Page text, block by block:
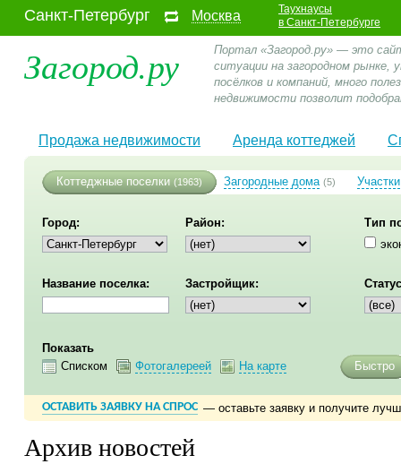
Санкт-Петербург Москва
Таухнаусы
в Санкт-Петербурге
Загород.ру
Портал «Загород.ру» — это
ситуации на загородном
посёлков и компаний, много
недвижимости позволит
Продажа недвижимости Аренда коттеджей
Коттеджные поселки (1963) Загородные дома (5) Участки
Город: Район:
Тип
Название поселка: Застройщик:
Показать
Списком
Фотогалереей На карте Быстро
ОСТАВИТЬ ЗАЯВКУ НА СПРОС — оставьте заявку и получите
Архив новостей